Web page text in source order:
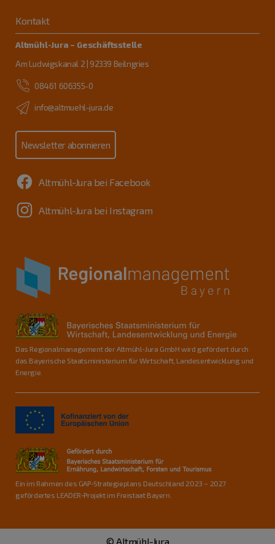
Kontakt
Altmühl-Jura – Geschäftsstelle
Am Ludwigskanal 2 | 92339 Beilngries
08461 606355-0
info@altmuehl-jura.de
Newsletter abonnieren
Altmühl-Jura bei Facebook
Altmühl-Jura bei Instagram
Das Regionalmanagement der Altmühl-Jura GmbH wird gefördert durch
das Bayerische Staatsministerium für Wirtschaft, Landesentwicklung und
Energie.
Ein im Rahmen des GAP-Strategieplans Deutschland 2023 – 2027
gefördertes LEADER-Projekt im Freistaat Bayern.
© Altmühl-Jura